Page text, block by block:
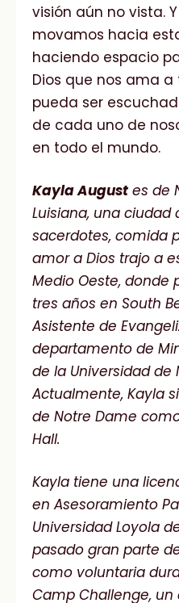
visión aún no vista.
movamos hacia
haciendo espacio
Dios que nos ama
pueda ser
de cada uno de
en todo el mundo.
Kayla August es de
Luisiana, una ciudad
sacerdotes, comida
amor a Dios trajo a
Medio Oeste, donde
tres años en South
Asistente de
departamento de
de la Universidad de
Actualmente, Kayla
de Notre Dame
Hall.
Kayla tiene una
en Asesoramiento
Universidad Loyola
pasado gran parte
como voluntaria
Camp Challenge,